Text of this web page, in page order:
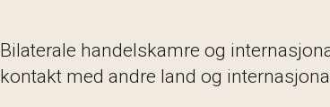
Bilaterale handelskamre og
kontakt med andre land og